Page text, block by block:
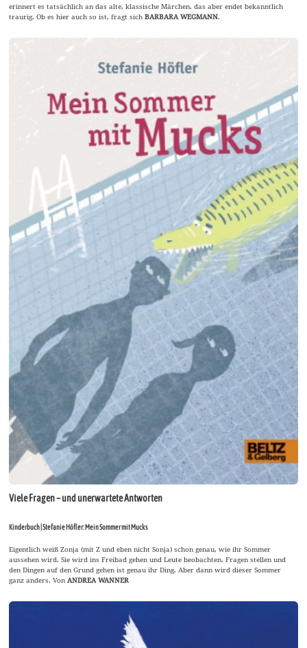
erinnert es tatsächlich an das alte, klassische Märchen, das aber endet bekanntlich
traurig. Ob es hier auch so ist, fragt sichBARBARA WEGMANN.
Viele Fragen – und unerwartete Antworten
Kinderbuch | Stefanie Höfler: Mein Sommer mit Mucks
Eigentlich weiß Zonja (mit Z und eben nicht Sonja) schon genau, wie ihr Sommer
aussehen wird. Sie wird ins Freibad gehen und Leute beobachten. Fragen stellen und
den Dingen auf den Grund gehen ist genau ihr Ding. Aber dann wird dieser Sommer
ganz anders. VonANDREA WANNER